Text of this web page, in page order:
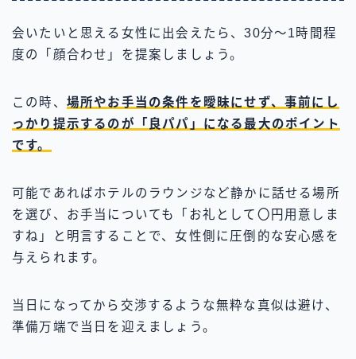
会いたいと思える女性に出会えたら、30分〜1時間程
度の「顔合わせ」を提案しましょう。
この時、 場所やお手当の条件を曖昧にせず、事前にし
っかり提示するのが「良パパ」になる最大のポイント
です。
可能であればホテルのラウンジなど静かに話せる場所
を選び、お手当についても「お礼として〇円用意しま
すね」と明言することで、女性側に圧倒的な安心感を
与えられます。
当日になってから交渉するような無粋な真似は避け、
準備万端で当日を迎えましょう。